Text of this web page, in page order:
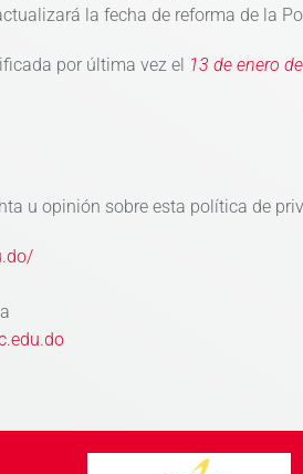
la fecha de reforma de la
por última vez el 13 de enero
u opinión sobre esta política de